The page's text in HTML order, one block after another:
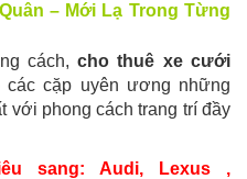
– Mới Lạ Trong Từng
cách, cho thuê xe cưới
các cặp uyên ương những
phong cách trang trí đầy
sang: Audi, Lexus ,